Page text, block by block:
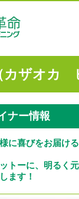
ザオカ
ナー情報
に喜びをお届け
トーに、明るく
ます！